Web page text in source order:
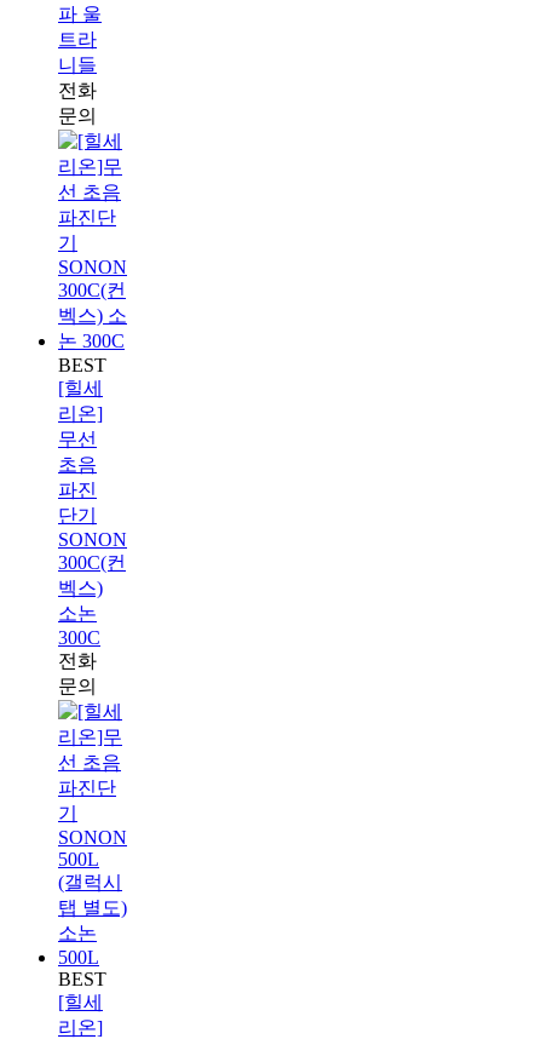
파 울
트라
니들
전화
문의
BEST
[힐세
리온]
무선
초음
파진
단기
SONON
300C(컨
벡스)
소논
300C
전화
문의
BEST
[힐세
리온]